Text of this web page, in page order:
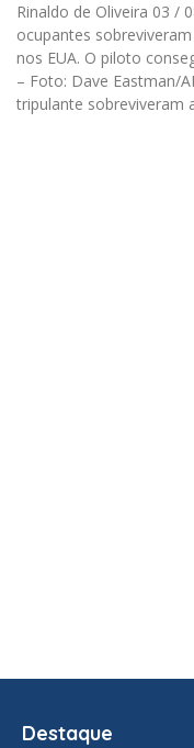
Rinaldo de Oliveira 03 /
ocupantes
nos EUA. O piloto
– Foto: Dave Eastman/
tripulante sobreviveram
Destaque